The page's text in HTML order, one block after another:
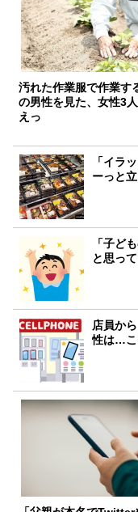
汚れた作業服で作業す
の男性を見た、女性3
えっ
「イラ
ーっと
「子ど
と思っ
店員か
性は…こ